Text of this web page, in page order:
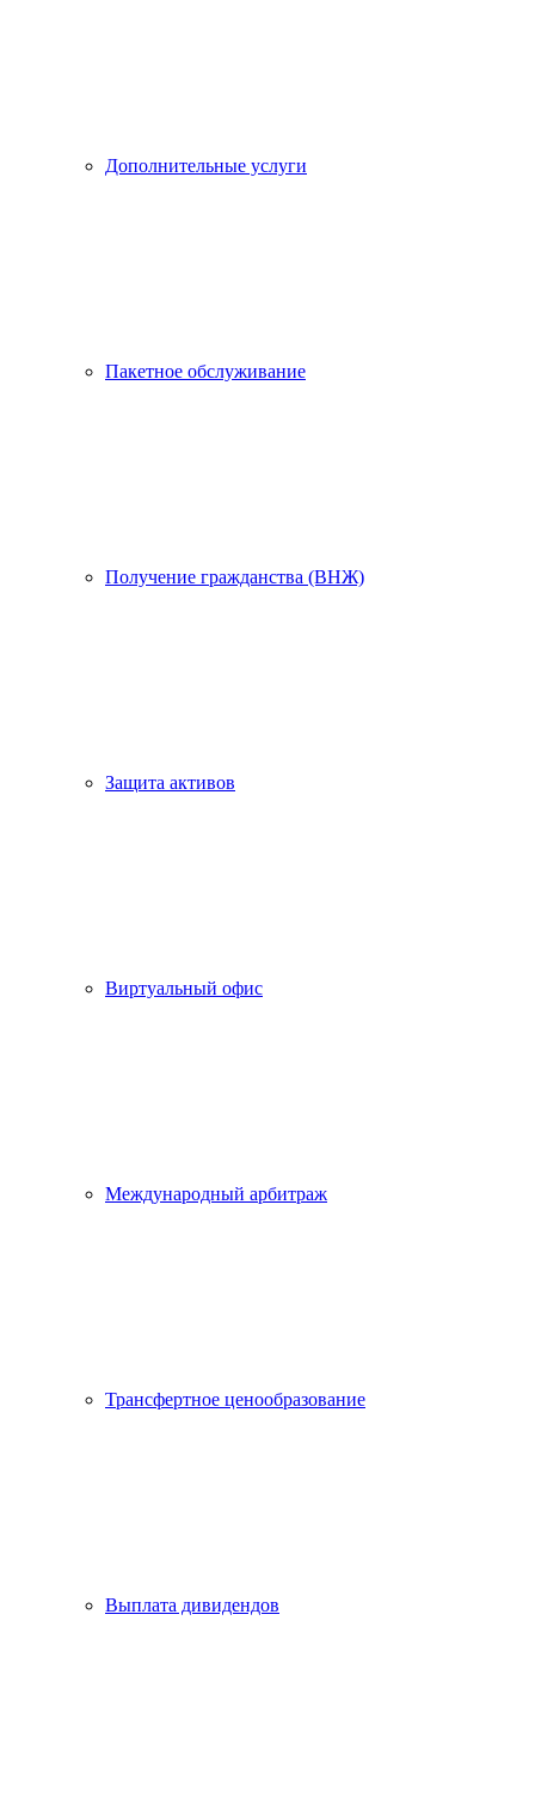
Дополнительные услуги
Пакетное обслуживание
Получение гражданства (ВНЖ)
Защита активов
Виртуальный офис
Международный арбитраж
Трансфертное ценообразование
Выплата дивидендов